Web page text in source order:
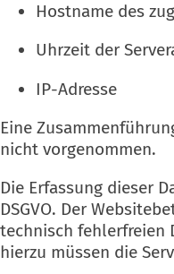
Hostname des
Uhrzeit der
IP-Adresse
Eine
nicht vorgenommen.
Die Erfassung dieser
DSGVO. Der
technisch fehlerfreien
hierzu müssen die